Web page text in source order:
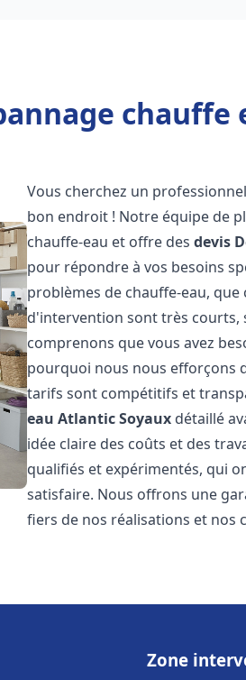
chauffe
Vous cherchez un
bon endroit ! Notre équipe de
chauffe-eau et offre desdevis
pour répondre à vos besoins
problèmes de chauffe-eau,
d'intervention sont très courts,
comprenons que vous avez
pourquoi nous nous efforçons
tarifs sont compétitifs et
eau AtlanticSoyaux détaillé
idée claire des coûts et des
qualifiés et expérimentés, qui
satisfaire. Nous offrons une
fiers de nos réalisations et nos
Zone